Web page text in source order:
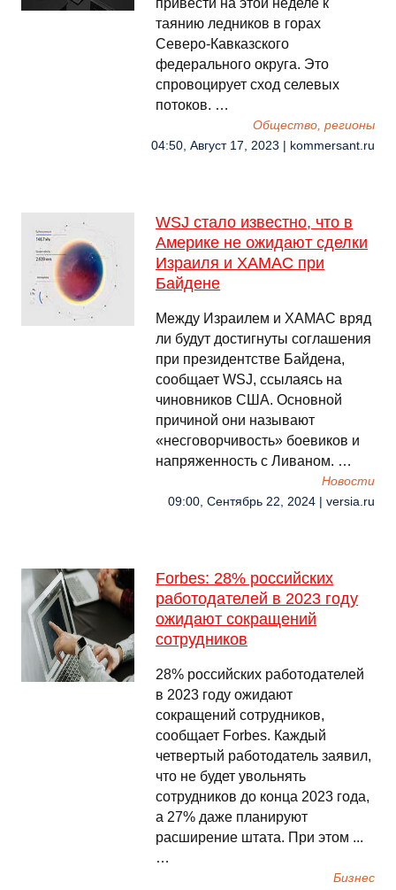
привести на этой неделе к
таянию ледников в горах
Северо-Кавказского
федерального округа. Это
спровоцирует сход селевых
потоков. …
Общество, регионы
04:50, Август 17, 2023 | kommersant.ru
WSJ стало известно, что в
Америке не ожидают сделки
Израиля и ХАМАС при
Байдене
Между Израилем и ХАМАС вряд
ли будут достигнуты соглашения
при президентстве Байдена,
сообщает WSJ, ссылаясь на
чиновников США. Основной
причиной они называют
«несговорчивость» боевиков и
напряженность с Ливаном. …
Новости
09:00, Сентябрь 22, 2024 | versia.ru
Forbes: 28% российских
работодателей в 2023 году
ожидают сокращений
сотрудников
28% российских работодателей
в 2023 году ожидают
сокращений сотрудников,
сообщает Forbes. Каждый
четвертый работодатель заявил,
что не будет увольнять
сотрудников до конца 2023 года,
а 27% даже планируют
расширение штата. При этом ...
…
Бизнес